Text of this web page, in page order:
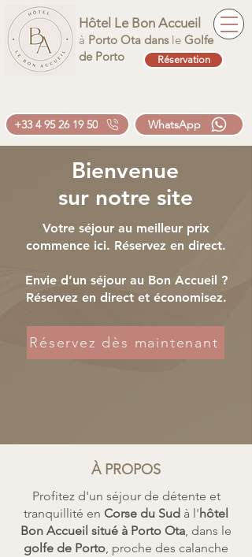
Hôtel Le Bon Accueil
à Porto Ota dans le Golfe
de Porto
Réservation
+33 4 95 26 19 50 WhatsApp
Bienvenue
sur notre site
Votre séjour au meilleur prix
commence ici. Réservez en direct.
Envie d’un séjour au Bon Accueil ?
Réservez en direct et économisez.
Réservez dès maintenant
À PROPOS
Profitez d'un séjour de détente et
tranquillité en Corse du Sud à l'hôtel
Bon Accueil situé à Porto Ota, dans le
golfe de Porto, proche des calanche